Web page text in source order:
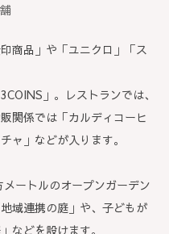
商品」や「ユニクロ」「ス
」。レストランでは、
関係では「カルディコーヒ
ャ」などが入ります。
ートルのオープンガーデン
域連携の庭」や、子どもが
などを設けます。